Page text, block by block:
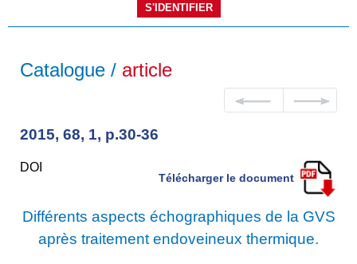
S'IDENTIFIER
Catalogue / article
2015, 68, 1, p.30-36
DOI
Télécharger le document
Différents aspects échographiques de la GVS
après traitement endoveineux thermique.